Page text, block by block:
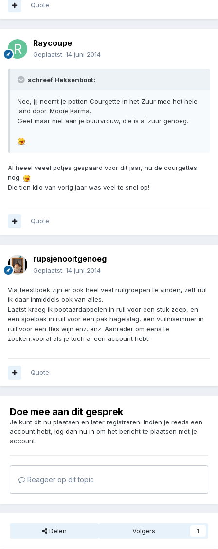
Quote
Raycoupe
Geplaatst: 14 juni 2014
schreef Heksenboot:
Nee, jij neemt je potten Courgette in het Zuur mee het hele
land door. Mooie Karma.
Geef maar niet aan je buurvrouw, die is al zuur genoeg.
Al heeel veeel potjes gespaard voor dit jaar, nu de courgettes
nog.
Die tien kilo van vorig jaar was veel te snel op!
Quote
rupsjenooitgenoeg
Geplaatst: 14 juni 2014
Via feestboek zijn er ook heel veel ruilgroepen te vinden, zelf ruil
ik daar inmiddels ook van alles.
Laatst kreeg ik pootaardappelen in ruil voor een stuk zeep, en
een sjoelbak in ruil voor een pak hagelslag, een vuilnisemmer in
ruil voor een fles wijn enz. enz. Aanrader om eens te
zoeken,vooral als je toch al een account hebt.
Quote
Doe mee aan dit gesprek
Je kunt dit nu plaatsen en later registreren. Indien je reeds een
account hebt, log dan nu in om het bericht te plaatsen met je
account.
Reageer op dit topic
Delen Volgers 1